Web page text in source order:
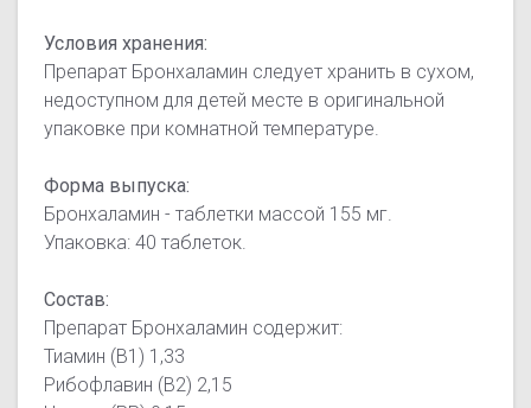
Условия хранения:
Препарат Бронхаламин следует хранить в сухом,
недоступном для детей месте в оригинальной
упаковке при комнатной температуре.
Форма выпуска:
Бронхаламин - таблетки массой 155 мг.
Упаковка: 40 таблеток.
Состав:
Препарат Бронхаламин содержит:
Тиамин (B1) 1,33
Рибофлавин (В2) 2,15